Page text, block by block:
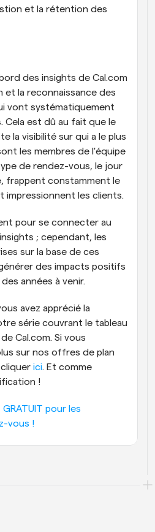
et la rétention des
des insights de Cal.com
la reconnaissance des
vont systématiquement
Cela est dû au fait que le
la visibilité sur qui a le plus
les membres de l'équipe
de rendez-vous, le jour
frappent constamment le
impressionnent les clients.
pour se connecter au
; cependant, les
sur la base de ces
des impacts positifs
années à venir.
avez apprécié la
série couvrant le tableau
Cal.com. Si vous
sur nos offres de plan
ici. Et comme
!
pour les
vous !